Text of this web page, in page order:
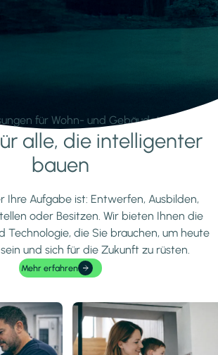
für Wohn- und Gebäudetechnik.
alle, die intelligenter
bauen
Ihre Aufgabe ist: Entwerfen, Ausbilden,
oder Besitzen. Wir bieten Ihnen die
Technologie, die Sie brauchen, um heute
und sich für die Zukunft zu rüsten.
Mehr erfahren